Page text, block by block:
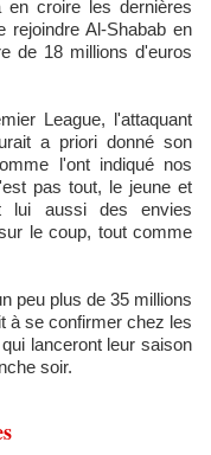
croire les dernières
rejoindre Al-Shabab en
de 18 millions d'euros
League, l'attaquant
a priori donné son
l'ont indiqué nos
pas tout, le jeune et
lui aussi des envies
le coup, tout comme
peu plus de 35 millions
à se confirmer chez les
lanceront leur saison
soir.